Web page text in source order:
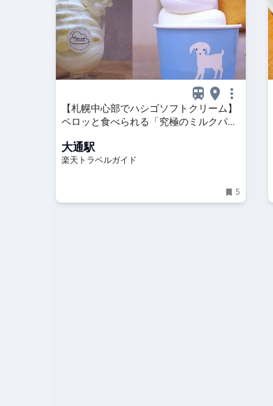
【札幌中心部でハシゴソフトクリーム】
ペロッと食べられる「究極のミルクパフ
も！ 【楽天トラベル】
大通駅
楽天トラベルガイド
5